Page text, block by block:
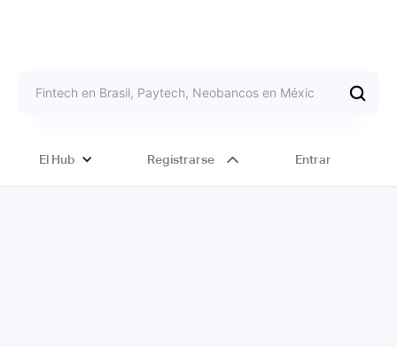
El Hub Registrarse Entrar